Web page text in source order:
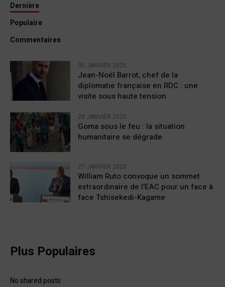
Dernière
Populaire
Commentaires
30 JANVIER 2025
Jean-Noël Barrot, chef de la
diplomatie française en RDC : une
visite sous haute tension
28 JANVIER 2025
Goma sous le feu : la situation
humanitaire se dégrade
27 JANVIER 2025
William Ruto convoque un sommet
extraordinaire de l’EAC pour un face à
face Tshisekedi-Kagame
Plus Populaires
No shared posts